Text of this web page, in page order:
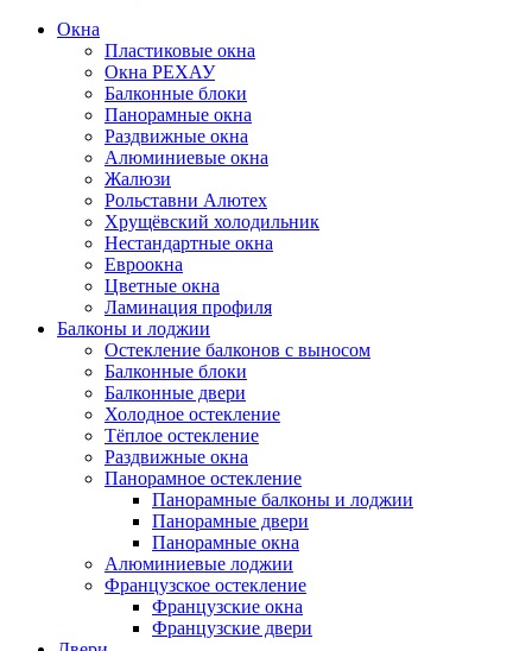
Окна
Пластиковые окна
Окна РЕХАУ
Балконные блоки
Панорамные окна
Раздвижные окна
Алюминиевые окна
Жалюзи
Рольставни Алютех
Хрущёвский холодильник
Нестандартные окна
Евроокна
Цветные окна
Ламинация профиля
Балконы и лоджии
Остекление балконов с выносом
Балконные блоки
Балконные двери
Холодное остекление
Тёплое остекление
Раздвижные окна
Панорамное остекление
Панорамные балконы и лоджии
Панорамные двери
Панорамные окна
Алюминиевые лоджии
Французское остекление
Французские окна
Французские двери